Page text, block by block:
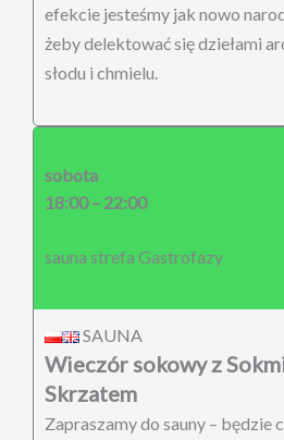
efekcie jesteśmy jak nowo
żeby delektować się dziełami
słodu i chmielu.
sobota
18:00 – 22:00
sauna strefa Gastrofazy
SAUNA
Wieczór sokowy z
Skrzatem
Zapraszamy do sauny – będzie